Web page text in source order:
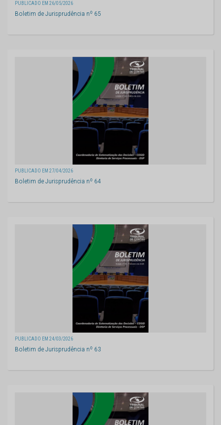
PUBLICADO EM 26/05/2026
Boletim de Jurisprudência nº 65
PUBLICADO EM 27/04/2026
Boletim de Jurisprudência nº 64
PUBLICADO EM 24/03/2026
Boletim de Jurisprudência nº 63